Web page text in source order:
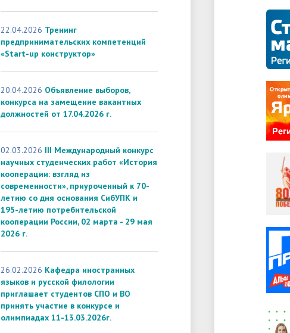
22.04.2026 Тренинг
предпринимательских компетенций
«Start-up конструктор»
20.04.2026 Объявление выборов,
конкурса на замещение вакантных
должностей от 17.04.2026 г.
02.03.2026 III Международный конкурс
научных студенческих работ «История
кооперации: взгляд из
современности», приуроченный к 70-
летию со дня основания СибУПК и
195-летию потребительской
кооперации России, 02 марта - 29 мая
2026 г.
26.02.2026 Кафедра иностранных
языков и русской филологии
приглашает студентов СПО и ВО
принять участие в конкурсе и
олимпиадах 11-13.03.2026г.